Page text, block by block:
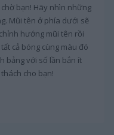
bạn! Hãy nhìn những
Mũi tên ở phía dưới sẽ
hướng mũi tên rồi
cả bóng cùng màu đó
bảng với số lần bắn ít
cho bạn!